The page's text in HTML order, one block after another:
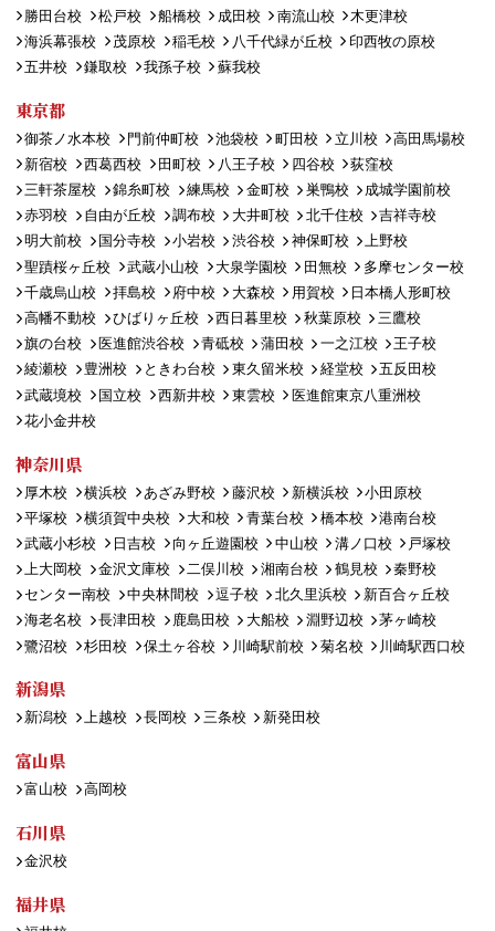
勝田台校
松戸校 船橋校 成田校 南流山校
木更津校
海浜幕張校
茂原校 稲毛校 八千代緑が丘校
印西牧の原校
五井校
鎌取校 我孫子校 蘇我校
東京都
御茶ノ水本校 門前仲町校 池袋校 町田校 立川校
高田馬場校
新宿校
西葛西校 田町校 八王子校 四谷校
荻窪校
三軒茶屋校
錦糸町校 練馬校 金町校 巣鴨校
成城学園前校
赤羽校
自由が丘校 調布校 大井町校 北千住校
吉祥寺校
明大前校
国分寺校 小岩校 渋谷校 神保町校
上野校
聖蹟桜ヶ丘校
武蔵小山校 大泉学園校 田無校
多摩センター校
千歳烏山校
拝島校 府中校 大森校 用賀校
日本橋人形町校
高幡不動校
ひばりヶ丘校 西日暮里校 秋葉原校
三鷹校
旗の台校
医進館渋谷校 青砥校 蒲田校 一之江校
王子校
綾瀬校
豊洲校 ときわ台校 東久留米校 経堂校
五反田校
武蔵境校
国立校 西新井校 東雲校
医進館東京八重洲校
花小金井校
神奈川県
厚木校 横浜校 あざみ野校 藤沢校 新横浜校
小田原校
平塚校
横須賀中央校 大和校 青葉台校 橋本校
港南台校
武蔵小杉校
日吉校 向ヶ丘遊園校 中山校 溝ノ口校
戸塚校
上大岡校
金沢文庫校 二俣川校 湘南台校 鶴見校
秦野校
センター南校
中央林間校 逗子校 北久里浜校
新百合ヶ丘校
海老名校
長津田校 鹿島田校 大船校 淵野辺校
茅ヶ崎校
鷺沼校
杉田校 保土ヶ谷校 川崎駅前校 菊名校 川崎駅西口校
新潟県
新潟校 上越校 長岡校 三条校 新発田校
富山県
富山校 高岡校
石川県
金沢校
福井県